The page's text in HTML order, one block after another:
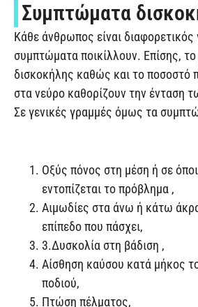
Συμπτώματα
Κάθε άνθρωπος είναι διαφορετικός
συμπτώματα ποικίλλουν. Επίσης,
δισκοκήλης καθώς και το ποσοστό
στα νεύρο καθορίζουν την ένταση
Σε γενικές γραμμές όμως τα
Οξύς πόνος στη μέση ή σε
εντοπίζεται το πρόβλημα ,
Αιμωδίες στα άνω ή κάτω
επίπεδο που πάσχει,
3.Δυσκολία στη βάδιση ,
Αίσθηση καύσου κατά μήκος
ποδιού,
Πτώση πέλματος,